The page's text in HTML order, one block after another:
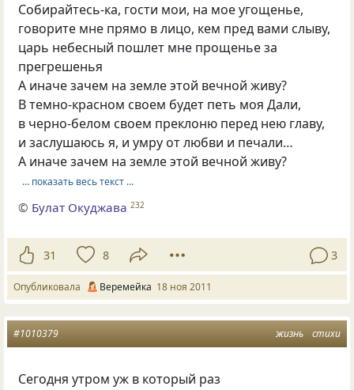
Собирайтесь-ка, гости мои, на мое угощенье,
говорите мне прямо в лицо, кем пред вами слыву,
царь небесный пошлет мне прощенье за
прегрешенья
А иначе зачем на земле этой вечной живу?
В темно-красном своем будет петь моя Дали,
в черно-белом своем преклоню перед нею главу,
и заслушаюсь я, и умру от любви и печали…
А иначе зачем на земле этой вечной живу?
… показать весь текст …
© Булат Окуджава 232
31 8 3
Опубликовала Веремейка 18 ноя 2011
жизнь стихи
#1010379
Сегодня утром уж в который раз